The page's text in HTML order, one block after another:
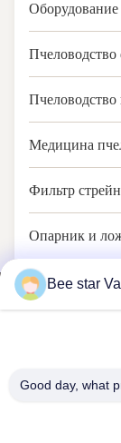
Оборудование
Пчеловодство
Медицина
Фильтр
Опарник и
ЗВЕЗДА
Bee star
Good day, what